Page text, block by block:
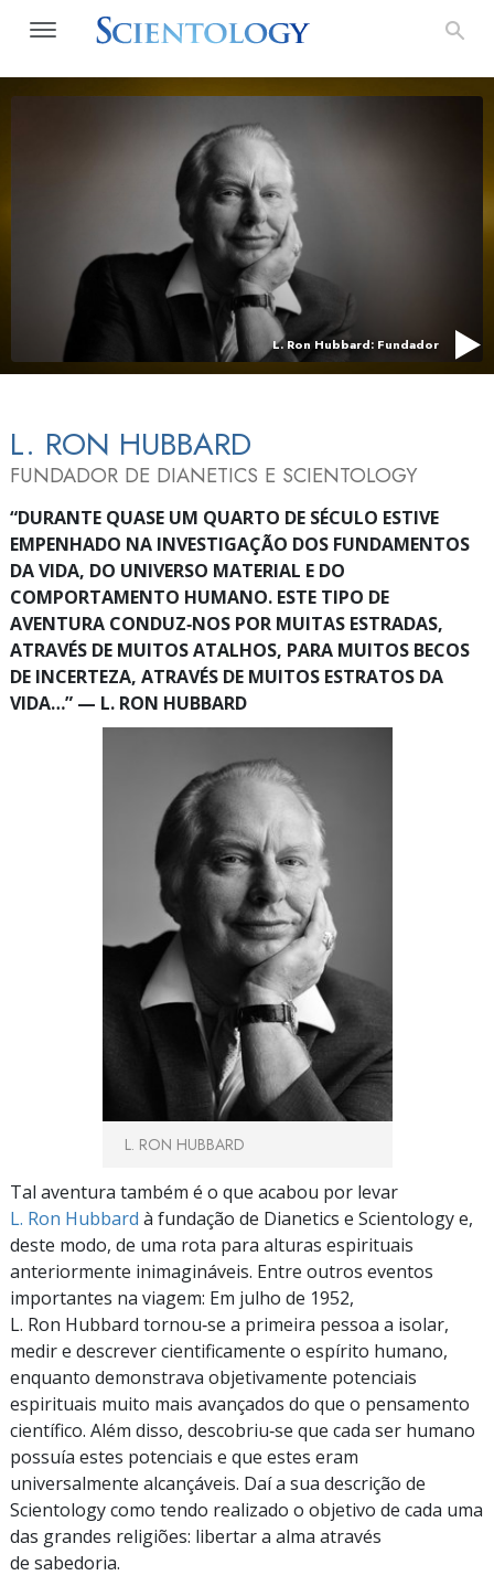
L. Ron Hubbard: Fundador
L. RON HUBBARD
FUNDADOR DE DIANETICS E SCIENTOLOGY
“DURANTE QUASE UM QUARTO DE SÉCULO ESTIVE
EMPENHADO NA INVESTIGAÇÃO DOS FUNDAMENTOS
DA VIDA, DO UNIVERSO MATERIAL E DO
COMPORTAMENTO HUMANO. ESTE TIPO DE
AVENTURA CONDUZ‑NOS POR MUITAS ESTRADAS,
ATRAVÉS DE MUITOS ATALHOS, PARA MUITOS BECOS
DE INCERTEZA, ATRAVÉS DE MUITOS ESTRATOS DA
VIDA…” — L. RON HUBBARD
L. RON HUBBARD
Tal aventura também é o que acabou por levar
L. Ron Hubbard à fundação de Dianetics e Scientology e,
deste modo, de uma rota para alturas espirituais
anteriormente inimagináveis. Entre outros eventos
importantes na viagem: Em julho de 1952,
L. Ron Hubbard tornou‑se a primeira pessoa a isolar,
medir e descrever cientificamente o espírito humano,
enquanto demonstrava objetivamente potenciais
espirituais muito mais avançados do que o pensamento
científico. Além disso, descobriu‑se que cada ser humano
possuía estes potenciais e que estes eram
universalmente alcançáveis. Daí a sua descrição de
Scientology como tendo realizado o objetivo de cada uma
das grandes religiões: libertar a alma através
de sabedoria.